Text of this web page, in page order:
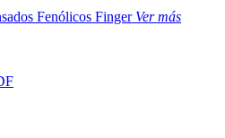
Fenólicos Finger Ver más